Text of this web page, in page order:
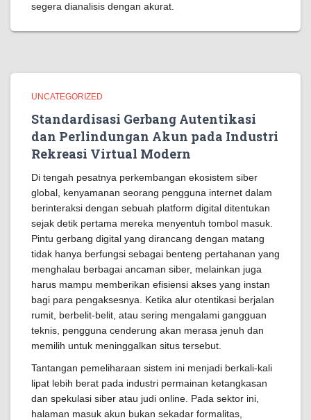
segera dianalisis dengan akurat.
UNCATEGORIZED
Standardisasi Gerbang Autentikasi
dan Perlindungan Akun pada Industri
Rekreasi Virtual Modern
Di tengah pesatnya perkembangan ekosistem siber
global, kenyamanan seorang pengguna internet dalam
berinteraksi dengan sebuah platform digital ditentukan
sejak detik pertama mereka menyentuh tombol masuk.
Pintu gerbang digital yang dirancang dengan matang
tidak hanya berfungsi sebagai benteng pertahanan yang
menghalau berbagai ancaman siber, melainkan juga
harus mampu memberikan efisiensi akses yang instan
bagi para pengaksesnya. Ketika alur otentikasi berjalan
rumit, berbelit-belit, atau sering mengalami gangguan
teknis, pengguna cenderung akan merasa jenuh dan
memilih untuk meninggalkan situs tersebut.
Tantangan pemeliharaan sistem ini menjadi berkali-kali
lipat lebih berat pada industri permainan ketangkasan
dan spekulasi siber atau judi online. Pada sektor ini,
halaman masuk akun bukan sekadar formalitas,